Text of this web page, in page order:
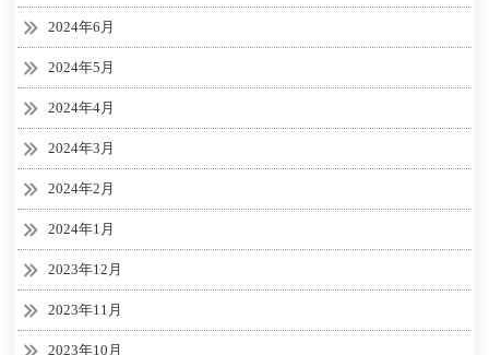
2024年6月
2024年5月
2024年4月
2024年3月
2024年2月
2024年1月
2023年12月
2023年11月
2023年10月